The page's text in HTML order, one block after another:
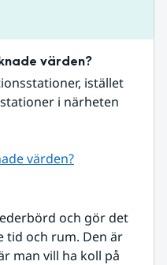
värden?
istället
i närheten
värden?
och gör det
tid och rum. Den är
man vill ha koll på